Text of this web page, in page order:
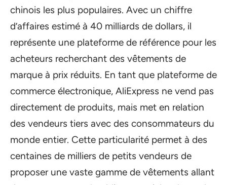
chinois les plus populaires. Avec un chiffre
d’affaires estimé à 40 milliards de dollars, il
représente une plateforme de référence pour les
acheteurs recherchant des vêtements de
marque à prix réduits. En tant que plateforme de
commerce électronique, AliExpress ne vend pas
directement de produits, mais met en relation
des vendeurs tiers avec des consommateurs du
monde entier. Cette particularité permet à des
centaines de milliers de petits vendeurs de
proposer une vaste gamme de vêtements allant